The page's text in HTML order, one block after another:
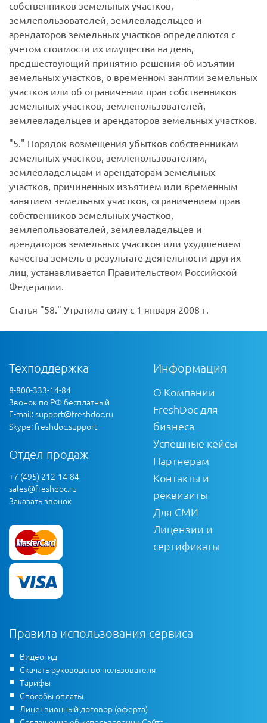
собственников земельных участков,
землепользователей, землевладельцев и
арендаторов земельных участков определяются с
учетом стоимости их имущества на день,
предшествующий принятию решения об изъятии
земельных участков, о временном занятии земельных
участков или об ограничении прав собственников
земельных участков, землепользователей,
землевладельцев и арендаторов земельных участков.
5.
Порядок возмещения убытков собственникам
земельных участков, землепользователям,
землевладельцам и арендаторам земельных
участков, причиненных изъятием или временным
занятием земельных участков, ограничением прав
собственников земельных участков,
землепользователей, землевладельцев и
арендаторов земельных участков или ухудшением
качества земель в результате деятельности других
лиц, устанавливается Правительством Российской
Федерации.
Статья
58. Утратила силу с 1 января 2008 г.
Техподдержка
8-800-333-14-84
Звонок по РФ бесплатный
E-mail:support@freshdoc.ru
Skype: freshdoc.support
Отдел продаж
+7 (495) 212-14-84
sales@freshdoc.ru
Заказать звонок
Информация
О Компании
FreshDoc для
бизнеса
Успешные кейсы
Партнерам
Контакты и
реквизиты
Для СМИ
Лицензии и
сертификаты
Правила использования сервиса
Видеогид
Скачать руководство пользователя
Тарифы
Способы оплаты
Лицензионный договор (оферта)